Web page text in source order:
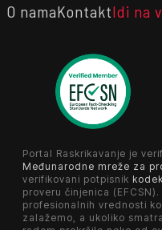
O namaKontaktIdi na
Portal Raskrikavanje je
Međunarodne mreže za
verifikovani potpisnik
proveru činjenica
profesionalnih vrednosti
zalažemo, a ukoliko